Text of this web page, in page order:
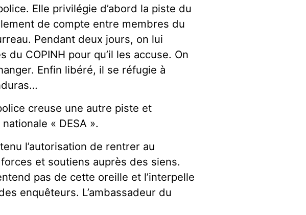
Elle privilégie d’abord la piste du
de compte entre membres du
Pendant deux jours, on lui
COPINH pour qu’il les accuse. On
Enfin libéré, il se réfugie à
creuse une autre piste et
« DESA ».
l’autorisation de rentrer au
et soutiens auprès des siens.
pas de cette oreille et l’interpelle
enquêteurs. L’ambassadeur du